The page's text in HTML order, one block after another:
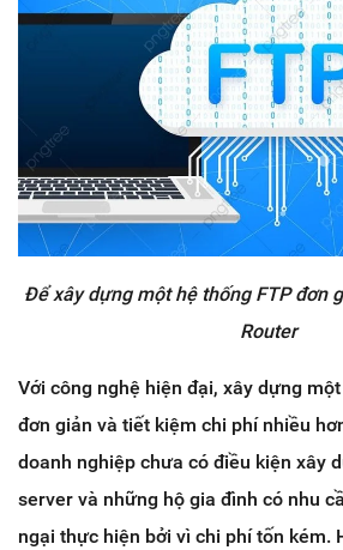
Để xây dựng một hệ thống FTP đơn
Router
Với công nghệ hiện đại, xây dựng
đơn giản và tiết kiệm chi phí nhiều
doanh nghiệp chưa có điều kiện xây
server và những hộ gia đình có nhu
ngại thực hiện bởi vì chi phí tốn kém.